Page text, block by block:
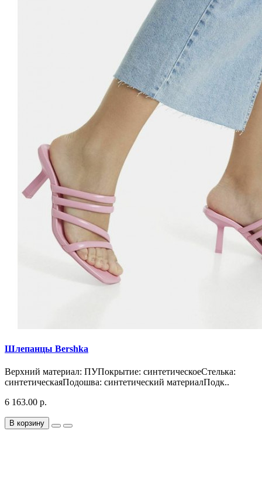
Шлепанцы Bershka
Верхний материал: ПУПокрытие: синтетическоеСтелька:
синтетическаяПодошва: синтетический материалПодк..
6 163.00 р.
В корзину